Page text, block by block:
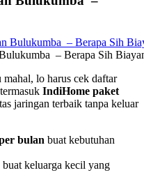
– Berapa Sih
lo harus cek daftar
IndiHome paket
jaringan terbaik tanpa keluar
bulan buat kebutuhan
buat keluarga kecil yang